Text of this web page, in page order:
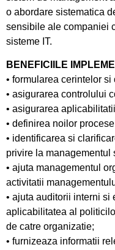
o abordare sistematica
sensibile ale companiei
sisteme IT.
BENEFICIILE
• formularea cerintelor
• asigurarea controlului
• asigurarea
• definirea noilor
• identificarea si
privire la managementul
• ajuta managementul
activitatii
• ajuta auditorii interni si
aplicabilitatea al
de catre organizatie;
• furnizeaza informatii